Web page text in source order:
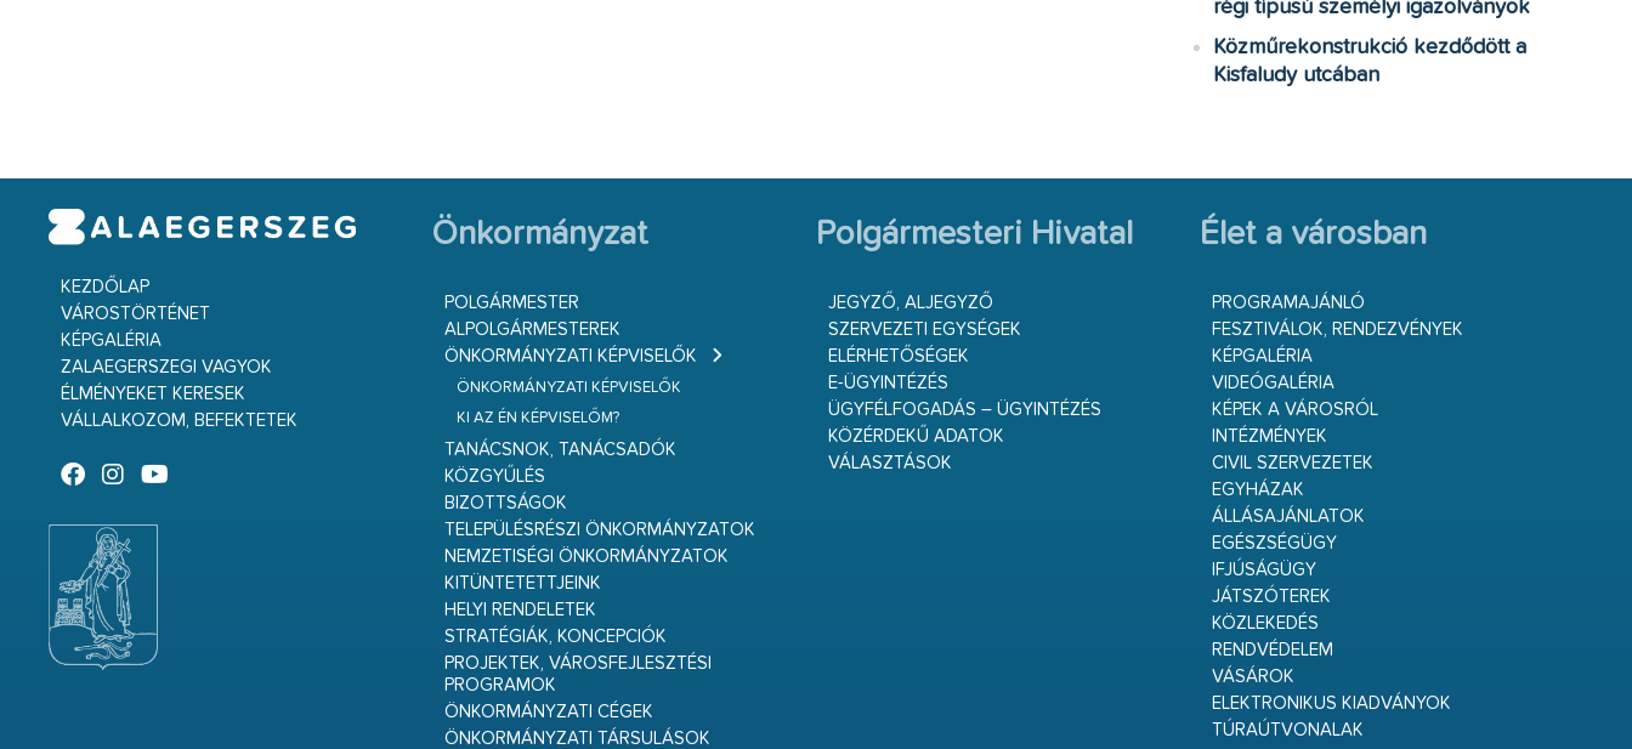
régi típusú személyi igazolványok
Közműrekonstrukció kezdődött a
Kisfaludy utcában
KEZDŐLAP
VÁROSTÖRTÉNET
KÉPGALÉRIA
ZALAEGERSZEGI VAGYOK
ÉLMÉNYEKET KERESEK
VÁLLALKOZOM, BEFEKTETEK
Önkormányzat
POLGÁRMESTER
ALPOLGÁRMESTEREK
ÖNKORMÁNYZATI KÉPVISELŐK
ÖNKORMÁNYZATI KÉPVISELŐK
KI AZ ÉN KÉPVISELŐM?
TANÁCSNOK, TANÁCSADÓK
KÖZGYŰLÉS
BIZOTTSÁGOK
TELEPÜLÉSRÉSZI ÖNKORMÁNYZATOK
NEMZETISÉGI ÖNKORMÁNYZATOK
KITÜNTETETTJEINK
HELYI RENDELETEK
STRATÉGIÁK, KONCEPCIÓK
PROJEKTEK, VÁROSFEJLESZTÉSI
PROGRAMOK
ÖNKORMÁNYZATI CÉGEK
ÖNKORMÁNYZATI TÁRSULÁSOK
Polgármesteri Hivatal
JEGYZŐ, ALJEGYZŐ
SZERVEZETI EGYSÉGEK
ELÉRHETŐSÉGEK
E-ÜGYINTÉZÉS
ÜGYFÉLFOGADÁS – ÜGYINTÉZÉS
KÖZÉRDEKŰ ADATOK
VÁLASZTÁSOK
Élet a városban
PROGRAMAJÁNLÓ
FESZTIVÁLOK, RENDEZVÉNYEK
KÉPGALÉRIA
VIDEÓGALÉRIA
KÉPEK A VÁROSRÓL
INTÉZMÉNYEK
CIVIL SZERVEZETEK
EGYHÁZAK
ÁLLÁSAJÁNLATOK
EGÉSZSÉGÜGY
IFJÚSÁGÜGY
JÁTSZÓTEREK
KÖZLEKEDÉS
RENDVÉDELEM
VÁSÁROK
ELEKTRONIKUS KIADVÁNYOK
TÚRAÚTVONALAK